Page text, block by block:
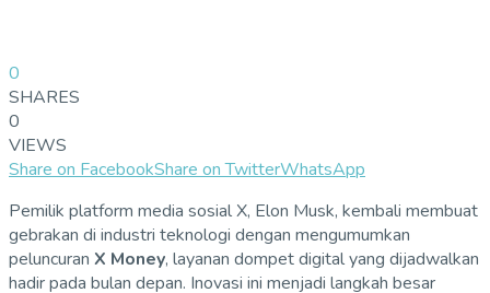
0
SHARES
0
VIEWS
Share on FacebookShare on TwitterWhatsApp
Pemilik platform media sosial X, Elon Musk, kembali membuat
gebrakan di industri teknologi dengan mengumumkan
peluncuran X Money, layanan dompet digital yang dijadwalkan
hadir pada bulan depan. Inovasi ini menjadi langkah besar